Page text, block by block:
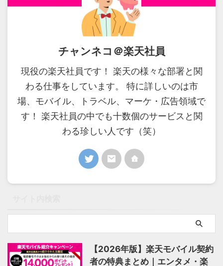
チャンネコ＠楽天社員
現役の楽天社員です！ 楽天の様々な部署と関
わる仕事をしています。 特に詳しいのは市
場、モバイル、トラベル、マーケ・広告領域で
す！ 楽天社員の中でも十数個のサービスと関
わる珍しい人です（笑）
【2026年版】楽天モバイル契約
者の特典まとめ｜エンタメ・楽